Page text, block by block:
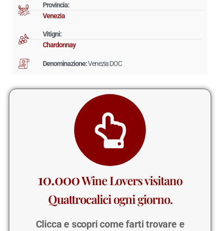
Provincia:
Venezia
Vitigni:
Chardonnay
Denominazione:Venezia DOC
10.000Wine Lovers visitano
Quattrocalici ogni giorno.
Clicca e scopri come farti trovare e